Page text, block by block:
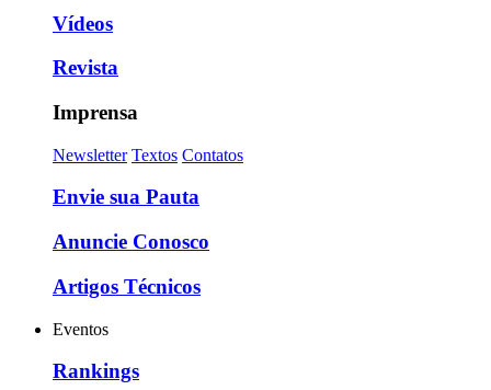
Vídeos
Revista
Imprensa
Newsletter Textos Contatos
Envie sua Pauta
Anuncie Conosco
Artigos Técnicos
Eventos
Rankings